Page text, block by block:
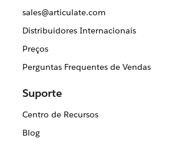
sales@articulate.com
Distribuidores Internacionais
Preços
Perguntas Frequentes de Vendas
Suporte
Centro de Recursos
Blog